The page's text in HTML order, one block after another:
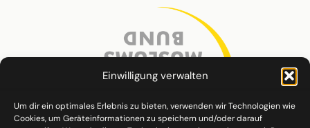
Einwilligung verwalten
Um dir ein optimales Erlebnis zu bieten, verwenden wir Technologien wie
Cookies, um Geräteinformationen zu speichern und/oder darauf